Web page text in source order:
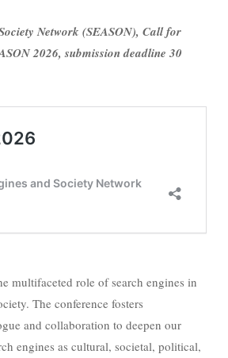
Network (SEASON), Call for
2026, submission deadline 30
multifaceted role of search engines in
The conference fosters
and collaboration to deepen our
engines as cultural, societal, political,